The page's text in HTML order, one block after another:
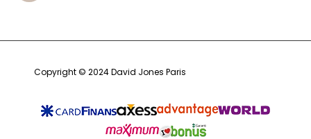
Copyright © 2024 David Jones Paris